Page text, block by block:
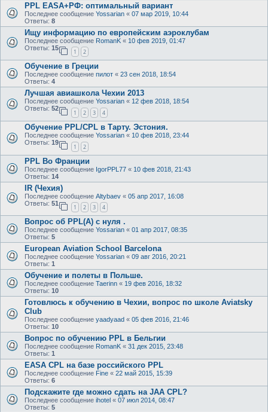
PPL EASA+РФ: оптимальный вариант
Последнее сообщение Yossarian « 07 мар 2019, 10:44
Ответы: 8
Ищу информацию по европейским аэроклубам
Последнее сообщение RomanK « 10 фев 2019, 01:47
Ответы: 15
1 2
Обучение в Греции
Последнее сообщение пилот « 23 сен 2018, 18:54
Ответы: 4
Лучшая авиашкола Чехии 2013
Последнее сообщение Yossarian « 12 фев 2018, 18:54
Ответы: 52
1 2 3 4
Обучение PPL/CPL в Тарту. Эстония.
Последнее сообщение Yossarian « 10 фев 2018, 23:44
Ответы: 19
1 2
PPL Во Франции
Последнее сообщение IgorPPL77 « 10 фев 2018, 21:43
Ответы: 14
IR (Чехия)
Последнее сообщение Altybaev « 05 апр 2017, 16:08
Ответы: 51
1 2 3 4
Вопрос об PPL(A) с нуля .
Последнее сообщение Yossarian « 01 апр 2017, 08:35
Ответы: 5
European Aviation School Barcelona
Последнее сообщение Yossarian « 09 авг 2016, 20:21
Ответы: 1
Обучение и полеты в Польше.
Последнее сообщение Taerinn « 19 фев 2016, 18:32
Ответы: 10
Готовлюсь к обучению в Чехии, вопрос по школе Aviatsky
Club
Последнее сообщение yaadyaad « 05 фев 2016, 21:46
Ответы: 10
Вопрос по обучению PPL в Бельгии
Последнее сообщение RomanK « 31 дек 2015, 23:48
Ответы: 1
EASA CPL на базе российского PPL
Последнее сообщение Fine « 22 май 2015, 15:39
Ответы: 6
Подскажите где можно сдать на JAA CPL?
Последнее сообщение ihotel « 07 июл 2014, 08:47
Ответы: 5